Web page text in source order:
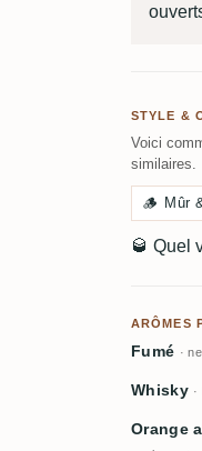
STYLE &
Voici
similaires.
🪵 Mûr
🥃 Quel
ARÔMES
Fumé ·
Whisky
Orange